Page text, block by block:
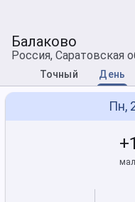
Балаково
Россия, Саратовская
Точный День
Пн,